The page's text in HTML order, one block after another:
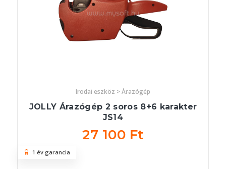
Irodai eszköz > Árazógép
JOLLY Árazógép 2 soros 8+6 karakter
JS14
27 100 Ft
1 év garancia